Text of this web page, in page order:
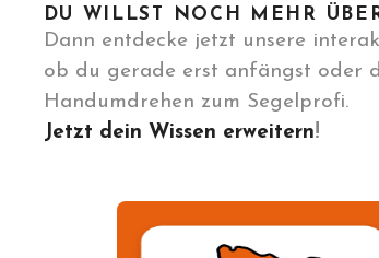
DU WILLST NOCH MEHR
Dann entdecke jetzt unsere
ob du gerade erst anfängst oder
Handumdrehen zum Segelprofi.
Jetzt dein Wissen erweitern!